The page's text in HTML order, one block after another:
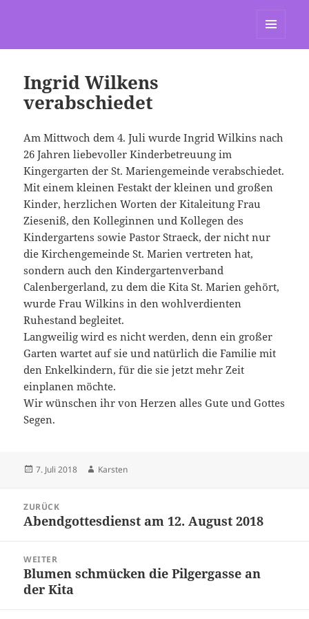
Ingrid Wilkens
verabschiedet
Am Mittwoch dem 4. Juli wurde Ingrid Wilkins nach
26 Jahren liebevoller Kinderbetreuung im
Kingergarten der St. Mariengemeinde verabschiedet.
Mit einem kleinen Festakt der kleinen und großen
Kinder, herzlichen Worten der Kitaleitung Frau
Zieseniß, den Kolleginnen und Kollegen des
Kindergartens sowie Pastor Straeck, der nicht nur
die Kirchengemeinde St. Marien vertreten hat,
sondern auch den Kindergartenverband
Calenbergerland, zu dem die Kita St. Marien gehört,
wurde Frau Wilkins in den wohlverdienten
Ruhestand begleitet.
Langweilig wird es nicht werden, denn ein großer
Garten wartet auf sie und natürlich die Familie mit
den Enkelkindern, für die sie jetzt mehr Zeit
einplanen möchte.
Wir wünschen ihr von Herzen alles Gute und Gottes
Segen.
Veröffentlicht
7. Juli 2018 Autor
Karsten
ZURÜCK
Vorheriger
Abendgottesdienst am 12. August 2018
WEITER
Nächster
Beitrag:
Blumen schmücken die Pilgergasse an
der Kita